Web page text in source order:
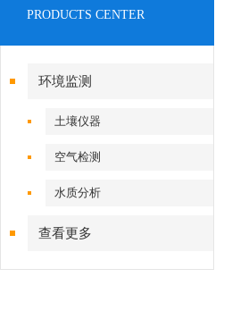
PRODUCTS CENTER
环境监测
土壤仪器
空气检测
水质分析
查看更多